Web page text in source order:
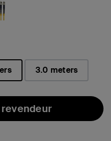
3.0 meters